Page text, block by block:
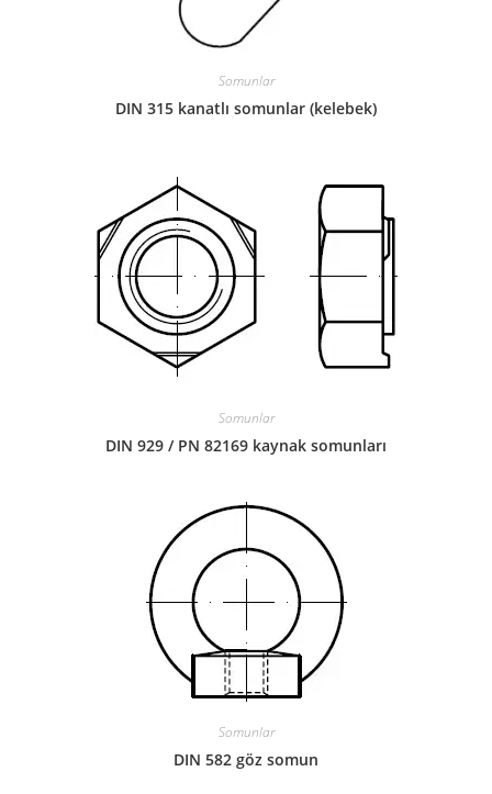
Somunlar
DIN 315 kanatlı somunlar (kelebek)
Somunlar
DIN 929 / PN 82169 kaynak somunları
Somunlar
DIN 582 göz somun